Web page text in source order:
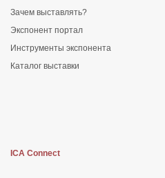
Зачем выставлять?
Экспонент портал
Инструменты экспонента
Каталог выставки
ICA Connect